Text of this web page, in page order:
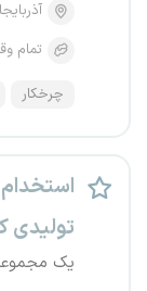
تمام
چرخکار
تولیدی
یک